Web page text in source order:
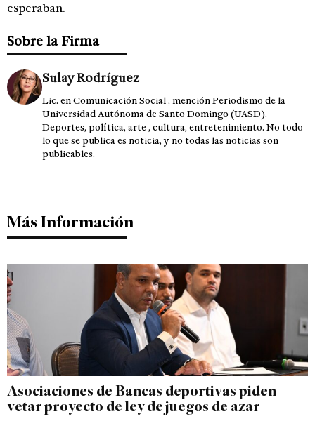
esperaban.
Sobre la Firma
Sulay Rodríguez
Lic. en Comunicación Social , mención Periodismo de la
Universidad Autónoma de Santo Domingo (UASD).
Deportes, política, arte , cultura, entretenimiento. No todo
lo que se publica es noticia, y no todas las noticias son
publicables.
Más Información
Asociaciones de Bancas deportivas piden
vetar proyecto de ley de juegos de azar